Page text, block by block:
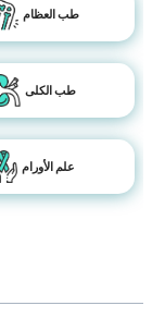
طب العظام
طب الكلى
علم الأورام